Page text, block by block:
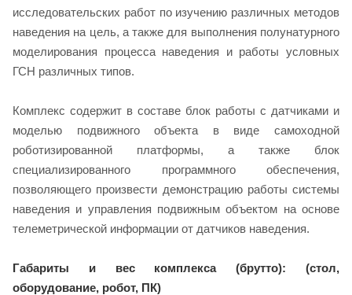
исследовательских работ по изучению различных методов
наведения на цель, а также для выполнения полунатурного
моделирования процесса наведения и работы условных
ГСН различных типов.
Комплекс содержит в составе блок работы с датчиками и
моделью подвижного объекта в виде самоходной
роботизированной платформы, а также блок
специализированного программного обеспечения,
позволяющего произвести демонстрацию работы системы
наведения и управления подвижным объектом на основе
телеметрической информации от датчиков наведения.
Габариты и вес комплекса (брутто): (стол,
оборудование, робот, ПК)